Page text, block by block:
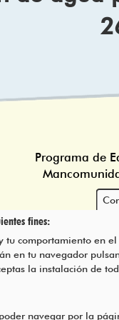
Programa de
fines:
comportamiento en
en tu navegador
la instalación de
navegar por la